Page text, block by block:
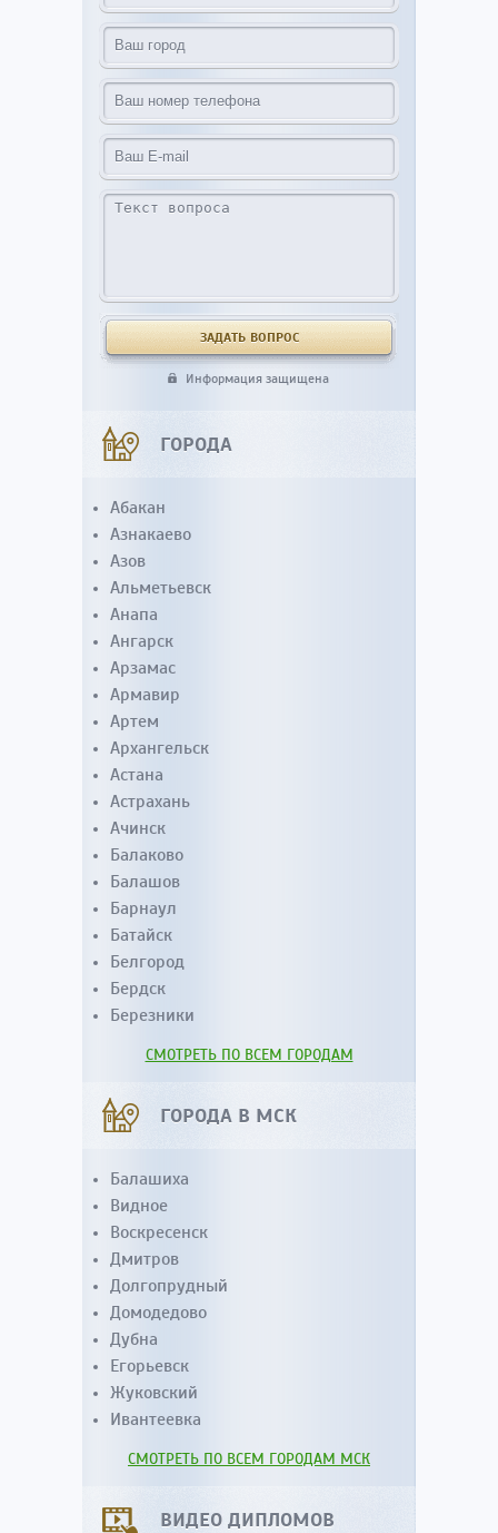
Информация защищена
ГОРОДА
Абакан
Азнакаево
Азов
Альметьевск
Анапа
Ангарск
Арзамас
Армавир
Артем
Архангельск
Астана
Астрахань
Ачинск
Балаково
Балашов
Барнаул
Батайск
Белгород
Бердск
Березники
СМОТРЕТЬ ПО ВСЕМ ГОРОДАМ
ГОРОДА В МСК
Балашиха
Видное
Воскресенск
Дмитров
Долгопрудный
Домодедово
Дубна
Егорьевск
Жуковский
Ивантеевка
СМОТРЕТЬ ПО ВСЕМ ГОРОДАМ МСК
ВИДЕО ДИПЛОМОВ